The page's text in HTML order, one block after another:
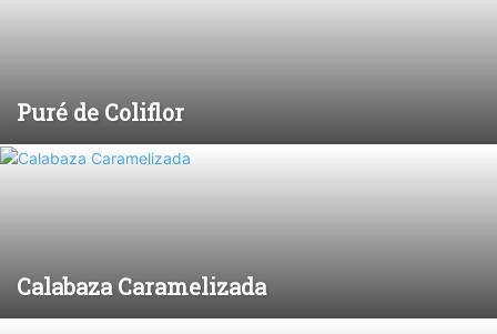
Puré de Coliflor
Calabaza Caramelizada